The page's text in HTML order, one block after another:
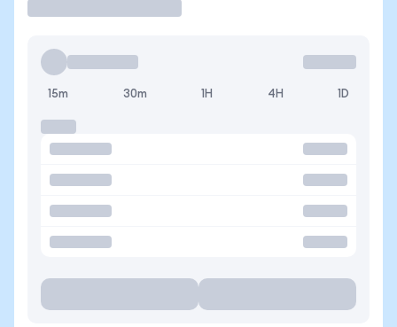
15m 30m 1H 4H 1D